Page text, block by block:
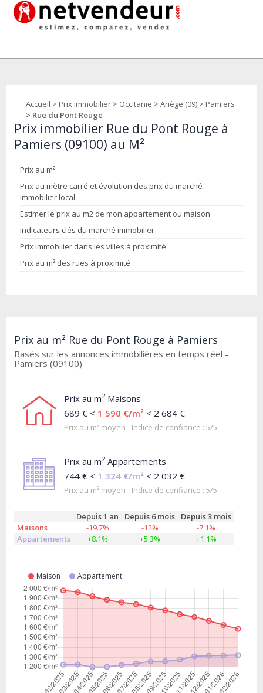
Accueil > Prix immobilier > Occitanie > Ariège (09) > Pamiers
> Rue du Pont Rouge
Prix immobilier Rue du Pont Rouge à
Pamiers (09100) au M²
Prix au m²
Prix au mètre carré et évolution des prix du marché
immobilier local
Estimer le prix au m2 de mon appartement ou maison
Indicateurs clés du marché immobilier
Prix immobilier dans les villes à proximité
Prix au m² des rues à proximité
Prix au m² Rue du Pont Rouge à Pamiers
Basés sur les annonces immobilières en temps réel -
Pamiers (09100)
Prix au m2Maisons
689 € < 1 590 €/m² < 2 684 €
Prix au m² moyen - Indice de confiance : 5/5
Prix au m2Appartements
744 € < 1 324 €/m² < 2 032 €
Prix au m² moyen - Indice de confiance : 5/5
Depuis 1 an Depuis 6 mois
Depuis 3 mois
Maisons
-19.7% -12%
-7.1%
Appartements
+8.1% +5.3% +1.1%
Maison Appartement